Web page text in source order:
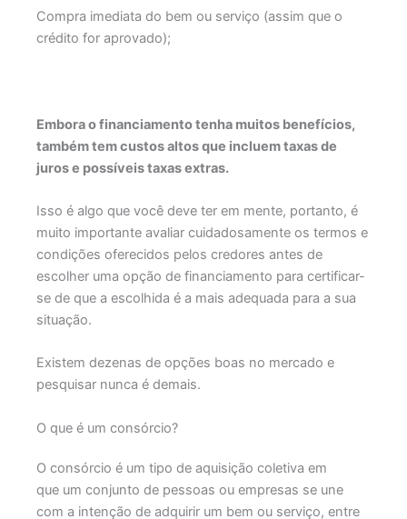
Compra imediata do bem ou serviço (assim que o
crédito for aprovado);
Embora o financiamento tenha muitos benefícios,
também tem custos altos que incluem taxas de
juros e possíveis taxas extras.
Isso é algo que você deve ter em mente, portanto, é
muito importante avaliar cuidadosamente os termos e
condições oferecidos pelos credores antes de
escolher uma opção de financiamento para certificar-
se de que a escolhida é a mais adequada para a sua
situação.
Existem dezenas de opções boas no mercado e
pesquisar nunca é demais.
O que é um consórcio?
O consórcio é um tipo de aquisição coletiva em
que um conjunto de pessoas ou empresas se une
com a intenção de adquirir um bem ou serviço, entre